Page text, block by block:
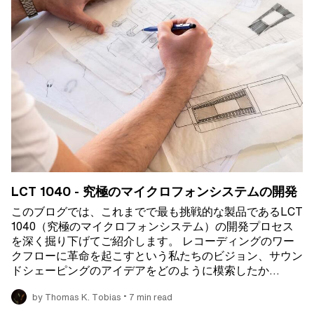
LCT 1040 - 究極のマイクロフォンシステムの開発
このブログでは、これまでで最も挑戦的な製品であるLCT
1040（究極のマイクロフォンシステム）の開発プロセス
を深く掘り下げてご紹介します。 レコーディングのワー
クフローに革命を起こすという私たちのビジョン、サウン
ドシェーピングのアイデアをどのように模索したか…
by Thomas K. Tobias • 7 min read